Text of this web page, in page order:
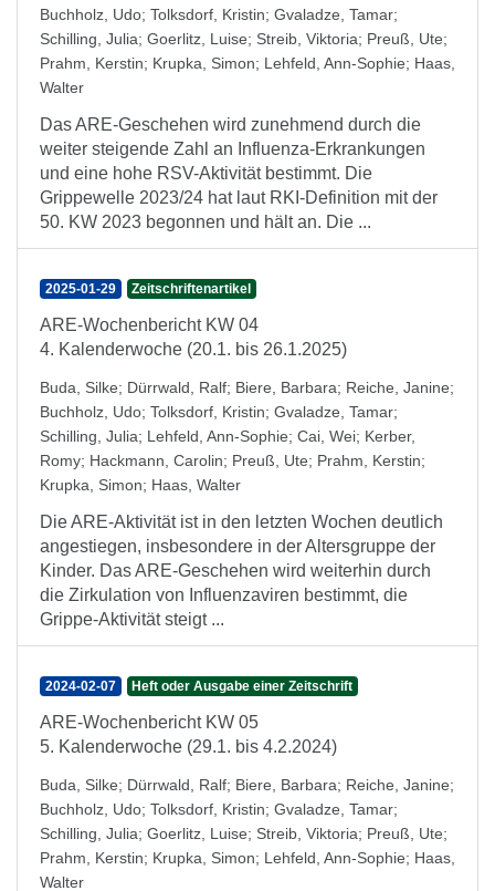
Buchholz, Udo; Tolksdorf, Kristin; Gvaladze, Tamar;
Schilling, Julia; Goerlitz, Luise; Streib, Viktoria; Preuß, Ute;
Prahm, Kerstin; Krupka, Simon; Lehfeld, Ann-Sophie; Haas,
Walter
Das ARE-Geschehen wird zunehmend durch die
weiter steigende Zahl an Influenza-Erkrankungen
und eine hohe RSV-Aktivität bestimmt. Die
Grippewelle 2023/24 hat laut RKI-Definition mit der
50. KW 2023 begonnen und hält an. Die ...
2025-01-29 Zeitschriftenartikel
ARE-Wochenbericht KW 04
4. Kalenderwoche (20.1. bis 26.1.2025)
Buda, Silke; Dürrwald, Ralf; Biere, Barbara; Reiche, Janine;
Buchholz, Udo; Tolksdorf, Kristin; Gvaladze, Tamar;
Schilling, Julia; Lehfeld, Ann-Sophie; Cai, Wei; Kerber,
Romy; Hackmann, Carolin; Preuß, Ute; Prahm, Kerstin;
Krupka, Simon; Haas, Walter
Die ARE-Aktivität ist in den letzten Wochen deutlich
angestiegen, insbesondere in der Altersgruppe der
Kinder. Das ARE-Geschehen wird weiterhin durch
die Zirkulation von Influenzaviren bestimmt, die
Grippe-Aktivität steigt ...
2024-02-07 Heft oder Ausgabe einer Zeitschrift
ARE-Wochenbericht KW 05
5. Kalenderwoche (29.1. bis 4.2.2024)
Buda, Silke; Dürrwald, Ralf; Biere, Barbara; Reiche, Janine;
Buchholz, Udo; Tolksdorf, Kristin; Gvaladze, Tamar;
Schilling, Julia; Goerlitz, Luise; Streib, Viktoria; Preuß, Ute;
Prahm, Kerstin; Krupka, Simon; Lehfeld, Ann-Sophie; Haas,
Walter